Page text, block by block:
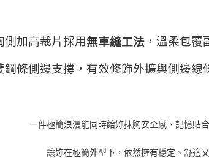
側加高裁片採用無車縫工法 ，溫柔包
鋼條側邊支撐，有效修飾外擴與側邊線
一件極簡浪漫能同時給妳抹胸安全感、記憶貼
讓妳在極簡外型下，依然擁有穩定、舒適